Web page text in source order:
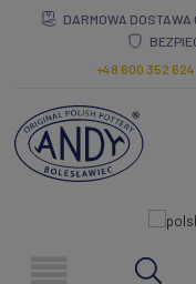
DARMOWA DOSTAWA
+48 600 352 624